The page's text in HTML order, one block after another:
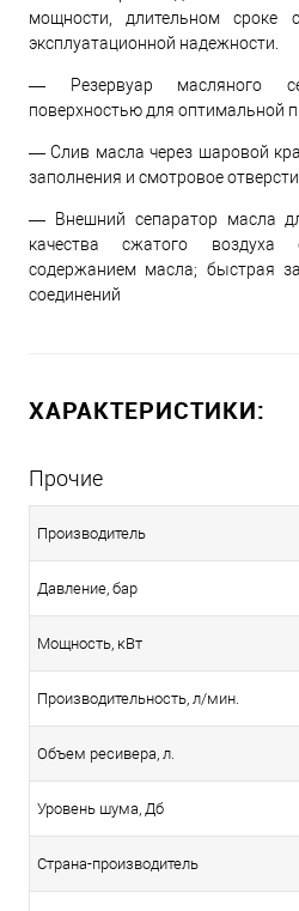
мощности, длительном сроке
эксплуатационной надежности.
— Резервуар масляного
поверхностью для оптимальной
— Слив масла через шаровой
заполнения и смотровое
— Внешний сепаратор масла
качества сжатого
содержанием масла; быстрая
соединений
ХАРАКТЕРИСТИКИ:
Прочие
Производитель
Давление, бар
Мощность, кВт
Производительность, л/мин.
Объем ресивера, л.
Уровень шума, Дб
Страна-производитель